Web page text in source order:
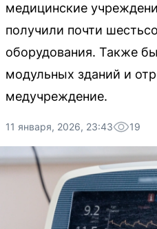
медицинские
получили почти
оборудования. Также
модульных зданий и
медучреждение.
11 января, 2026, 23:43 19